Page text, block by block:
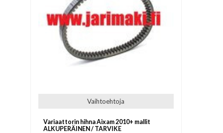
Vaihtoehtoja
Variaattorin hihna Aixam 2010+ mallit
ALKUPERÄINEN / TARVIKE